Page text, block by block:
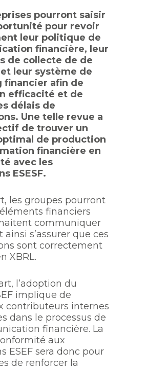
pourront saisir
pour revoir
leur politique de
financière, leur
de collecte de de
leur système de
financier afin de
efficacité et de
délais de
Une telle revue a
de trouver un
de production
financière en
avec les
ESESF.
les groupes pourront
financiers
communiquer
s’assurer que ces
sont correctement
XBRL.
l’adoption du
implique de
contributeurs internes
dans le processus de
financière. La
aux
ESEF sera donc pour
de renforcer la